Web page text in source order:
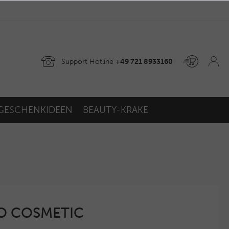
Support Hotline +49 721 8933160
BEAUTY-KRAKE
COSMETIC